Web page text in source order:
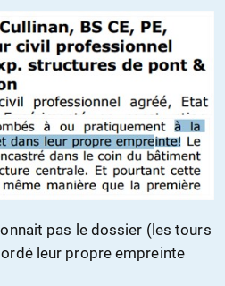
pas le dossier (les tours
leur propre empreinte